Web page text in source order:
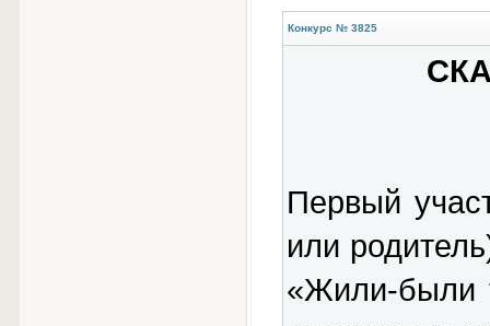
Конкурс № 3825
Первый
или
«Жили-были